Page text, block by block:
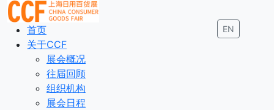
EN
首页
关于CCF
展会概况
往届回顾
组织机构
展会日程